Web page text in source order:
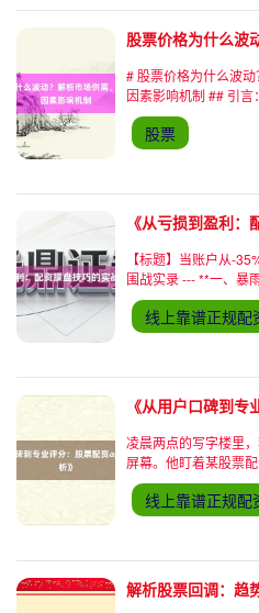
创下年内科创板新高
场深度关注。 ##
# 股票价格为什么波
因素影响机制 ## 引
"为什么我持有的股票
5%？"这是某投资论
似的疑问每天都在全
水，原油期货价格因
看似随机的数字跳动
股票
【标题】当账户从-
围战实录 --- **一、暴
我盯着电脑屏幕上跳
标垫边缘。账户余额
七个交易日下跌。窗
开盘前不能补足保证
景发生在去年11月
线上靠谱正规配
凌晨两点的写字楼里
屏幕。他盯着某股票
在"确认配资"按钮上
次因为选错平台而错
正规配资，正在无数
APP吐槽专区"，用户
3000+回复："去年
线上靠谱正规配